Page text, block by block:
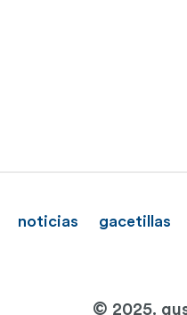
noticias gacetillas
© 2025.